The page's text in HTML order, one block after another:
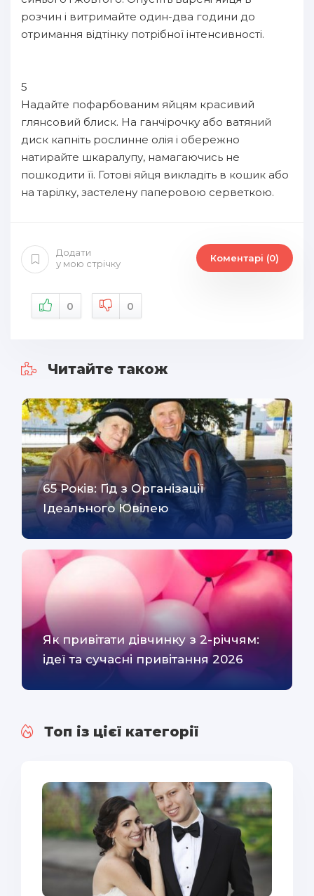
розчин і витримайте один-два години до
отримання відтінку потрібної інтенсивності.
5
Надайте пофарбованим яйцям красивий
глянсовий блиск. На ганчірочку або ватяний
диск капніть рослинне олія і обережно
натирайте шкаралупу, намагаючись не
пошкодити її. Готові яйця викладіть в кошик або
на тарілку, застелену паперовою серветкою.
Додати
у мою стрічку
Коментарі (0)
0 0
Читайте також
65 Років: Гід з Організації
Ідеального Ювілею
Як привітати дівчинку з 2-річчям:
ідеї та сучасні привітання 2026
Топ із цієї категорії